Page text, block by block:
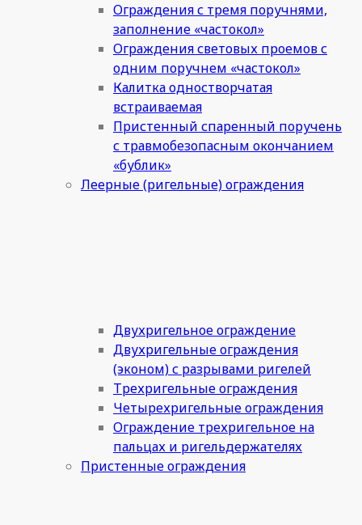
Ограждения с тремя поручнями,
заполнение «частокол»
Ограждения световых проемов с
одним поручнем «частокол»
Калитка одностворчатая
встраиваемая
Пристенный спаренный поручень
с травмобезопасным окончанием
«бублик»
Леерные (ригельные) ограждения
Двухригельное ограждение
Двухригельные ограждения
(эконом) с разрывами ригелей
Трехригельные ограждения
Четырехригельные ограждения
Ограждение трехригельное на
пальцах и ригельдержателях
Пристенные ограждения